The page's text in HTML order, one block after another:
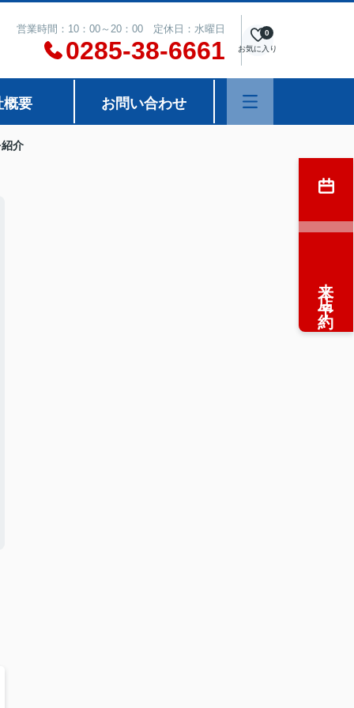
営業時間：10：00～20：00 定休日：水曜日
0285-38-6661 お気に入り
0
概要 お問い合わせ
介
来店予約